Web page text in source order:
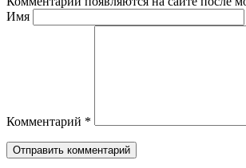
Имя
Комментарий *